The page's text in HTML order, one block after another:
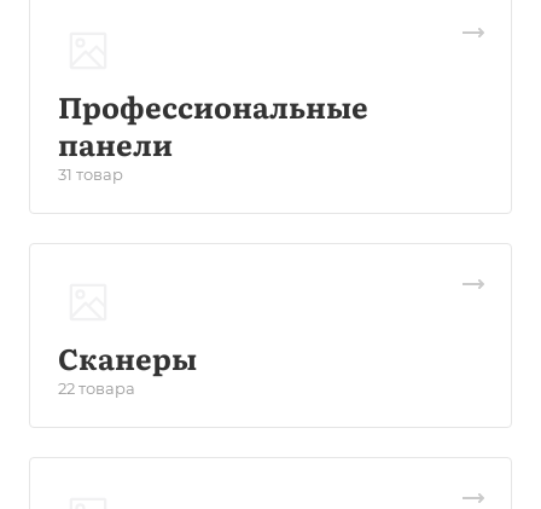
Профессиональные
панели
31 товар
Сканеры
22 товара